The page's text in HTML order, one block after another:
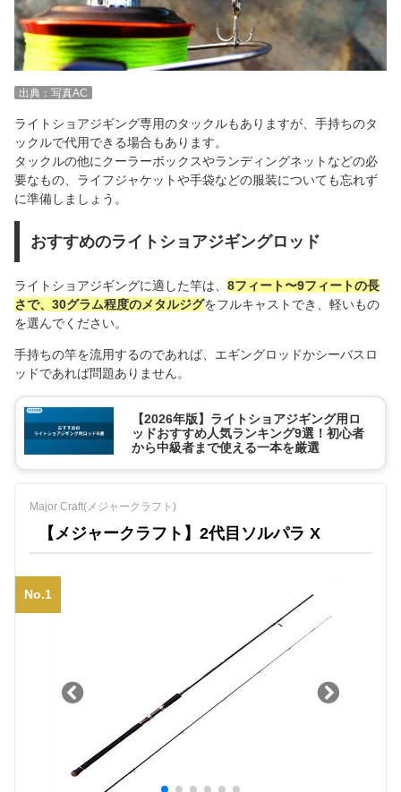
出典：写真AC
ライトショアジギング専用のタックルもありますが、手持ちのタ
ックルで代用できる場合もあります。
タックルの他にクーラーボックスやランディングネットなどの必
要なもの、ライフジャケットや手袋などの服装についても忘れず
に準備しましょう。
おすすめのライトショアジギングロッド
ライトショアジギングに適した竿は、 8フィート〜9フィートの長
さで、30グラム程度のメタルジグをフルキャストでき、軽いもの
を選んでください。
手持ちの竿を流用するのであれば、エギングロッドかシーバスロ
ッドであれば問題ありません。
【2026年版】ライトショアジギング用ロ
ッドおすすめ人気ランキング9選！初心者
から中級者まで使える一本を厳選
Major Craft(メジャークラフト)
【メジャークラフト】2代目ソルパラ X
No.1